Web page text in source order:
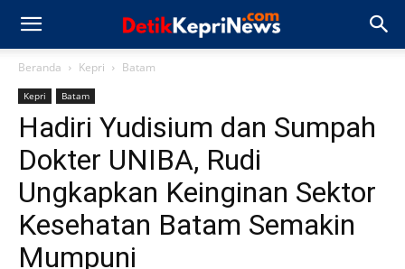
Beranda Kepri Batam
Kepri Batam
Hadiri Yudisium dan Sumpah
Dokter UNIBA, Rudi
Ungkapkan Keinginan Sektor
Kesehatan Batam Semakin
Mumpuni